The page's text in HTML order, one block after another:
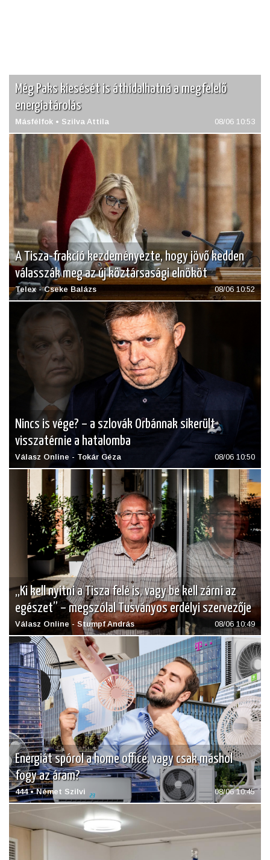
Még Paks kiesését is áthidalhatná a megfelelő
energiatárolás
Másfélfok • Szilva Attila 08/06 10:53
A Tisza-frakció kezdeményezte, hogy jövő kedden
válasszák meg az új köztársasági elnököt
Telex - Cseke Balázs 08/06 10:52
Nincs is vége? – a szlovák Orbánnak sikerült
visszatérnie a hatalomba
Válasz Online - Tokár Géza 08/06 10:50
„Ki kell nyitni a Tisza felé is, vagy be kell zárni az
egészet” – megszólal Tusványos erdélyi szervezője
Válasz Online - Stumpf András 08/06 10:49
Energiát spórol a home office, vagy csak máshol
fogy az áram?
444 • Német Szilvi 08/06 10:45